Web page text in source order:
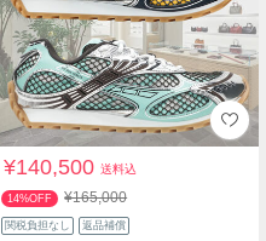
¥140,500送料込
14%OFF ¥165,000
関税負担なし 返品補償